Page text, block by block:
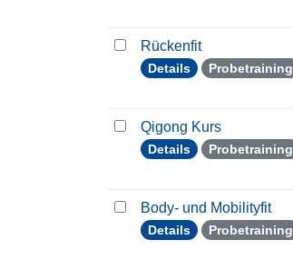
Rückenfit
Details Probetraining
Qigong Kurs
Details Probetraining
Body- und Mobilityfit
Details Probetraining